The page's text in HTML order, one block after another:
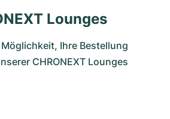
Lounges
Ihre Bestellung
CHRONEXT Lounges